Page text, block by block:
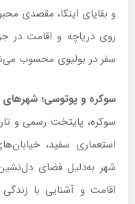
و بقایای اینکا، مقصدی
روی دریاچه و اقامت در
سفر در بولیوی محسوب
سوکره و پوتوسی؛ شهرهای
سوکره، پایتخت رسمی و
استعماری سفید،
شهر به‌دلیل فضای
اقامت و آشنایی با